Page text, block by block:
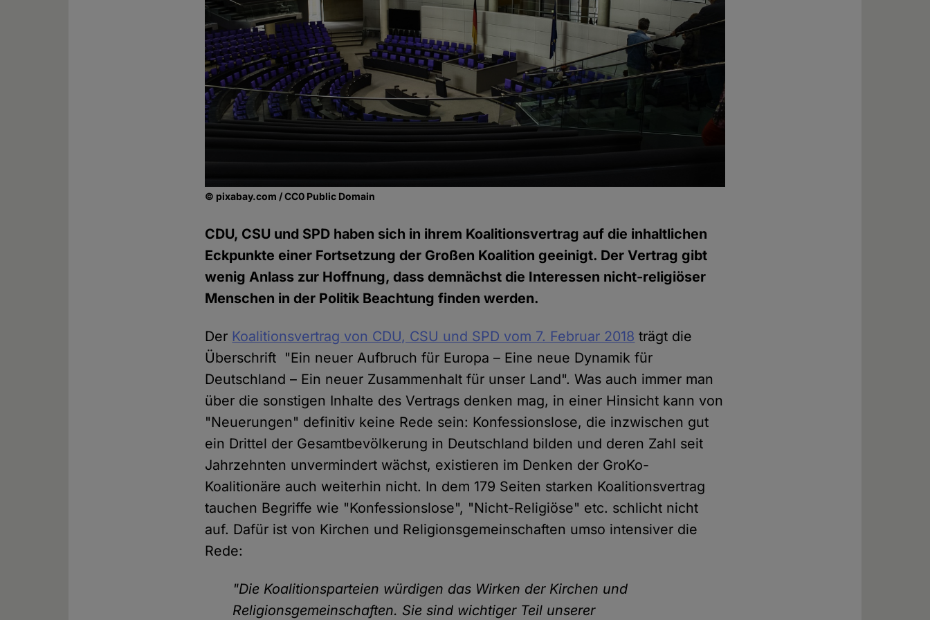
© pixabay.com / CC0 Public Domain
CDU, CSU und SPD haben sich in ihrem Koalitionsvertrag auf die inhaltlichen
Eckpunkte einer Fortsetzung der Großen Koalition geeinigt. Der Vertrag gibt
wenig Anlass zur Hoffnung, dass demnächst die Interessen nicht-religiöser
Menschen in der Politik Beachtung finden werden.
Der Koalitionsvertrag von CDU, CSU und SPD vom 7. Februar 2018 trägt die
Überschrift "Ein neuer Aufbruch für Europa – Eine neue Dynamik für
Deutschland – Ein neuer Zusammenhalt für unser Land". Was auch immer man
über die sonstigen Inhalte des Vertrags denken mag, in einer Hinsicht kann von
"Neuerungen" definitiv keine Rede sein: Konfessionslose, die inzwischen gut
ein Drittel der Gesamtbevölkerung in Deutschland bilden und deren Zahl seit
Jahrzehnten unvermindert wächst, existieren im Denken der GroKo-
Koalitionäre auch weiterhin nicht. In dem 179 Seiten starken Koalitionsvertrag
tauchen Begriffe wie "Konfessionslose", "Nicht-Religiöse" etc. schlicht nicht
auf. Dafür ist von Kirchen und Religionsgemeinschaften umso intensiver die
Rede:
"Die Koalitionsparteien würdigen das Wirken der Kirchen und
Religionsgemeinschaften. Sie sind wichtiger Teil unserer